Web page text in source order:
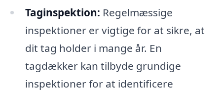
Taginspektion: Regelmæssige
inspektioner er vigtige for at sikre, at
dit tag holder i mange år. En
tagdækker kan tilbyde grundige
inspektioner for at identificere